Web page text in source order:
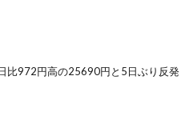
比972円高の25690円と5日ぶり反発